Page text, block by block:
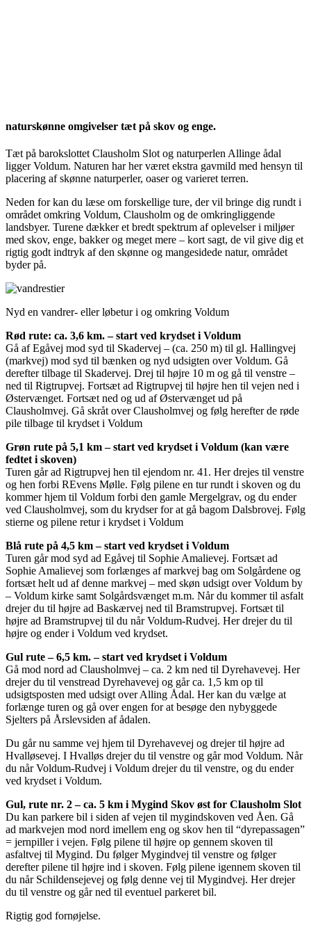
naturskønne omgivelser tæt på skov og enge.
Tæt på barokslottet Clausholm Slot og naturperlen Allinge ådal
ligger Voldum. Naturen har her været ekstra gavmild med hensyn til
placering af skønne naturperler, oaser og varieret terren.
Neden for kan du læse om forskellige ture, der vil bringe dig rundt i
området omkring Voldum, Clausholm og de omkringliggende
landsbyer. Turene dækker et bredt spektrum af oplevelser i miljøer
med skov, enge, bakker og meget mere – kort sagt, de vil give dig et
rigtig godt indtryk af den skønne og mangesidede natur, området
byder på.
Nyd en vandrer- eller løbetur i og omkring Voldum
Rød rute: ca. 3,6 km. – start ved krydset i Voldum
Gå af Egåvej mod syd til Skadervej – (ca. 250 m) til gl. Hallingvej
(markvej) mod syd til bænken og nyd udsigten over Voldum. Gå
derefter tilbage til Skadervej. Drej til højre 10 m og gå til venstre –
ned til Rigtrupvej. Fortsæt ad Rigtrupvej til højre hen til vejen ned i
Østervænget. Fortsæt ned og ud af Østervænget ud på
Clausholmvej. Gå skråt over Clausholmvej og følg herefter de røde
pile tilbage til krydset i Voldum
Grøn rute på 5,1 km – start ved krydset i Voldum (kan være
fedtet i skoven)
Turen går ad Rigtrupvej hen til ejendom nr. 41. Her drejes til venstre
og hen forbi REvens Mølle. Følg pilene en tur rundt i skoven og du
kommer hjem til Voldum forbi den gamle Mergelgrav, og du ender
ved Clausholmvej, som du krydser for at gå bagom Dalsbrovej. Følg
stierne og pilene retur i krydset i Voldum
Blå rute på 4,5 km – start ved krydset i Voldum
Turen går mod syd ad Egåvej til Sophie Amalievej. Fortsæt ad
Sophie Amalievej som forlænges af markvej bag om Solgårdene og
fortsæt helt ud af denne markvej – med skøn udsigt over Voldum by
– Voldum kirke samt Solgårdsvænget m.m. Når du kommer til asfalt
drejer du til højre ad Baskærvej ned til Bramstrupvej. Fortsæt til
højre ad Bramstrupvej til du når Voldum-Rudvej. Her drejer du til
højre og ender i Voldum ved krydset.
Gul rute – 6,5 km. – start ved krydset i Voldum
Gå mod nord ad Clausholmvej – ca. 2 km ned til Dyrehavevej. Her
drejer du til venstread Dyrehavevej og går ca. 1,5 km op til
udsigtsposten med udsigt over Alling Ådal. Her kan du vælge at
forlænge turen og gå over engen for at besøge den nybyggede
Sjelters på Årslevsiden af ådalen.
Du går nu samme vej hjem til Dyrehavevej og drejer til højre ad
Hvalløsevej. I Hvalløs drejer du til venstre og går mod Voldum. Når
du når Voldum-Rudvej i Voldum drejer du til venstre, og du ender
ved krydset i Voldum.
Gul, rute nr. 2 – ca. 5 km i Mygind Skov øst for Clausholm Slot
Du kan parkere bil i siden af vejen til mygindskoven ved Åen. Gå
ad markvejen mod nord imellem eng og skov hen til “dyrepassagen”
= jernpiller i vejen. Følg pilene til højre op gennem skoven til
asfaltvej til Mygind. Du følger Mygindvej til venstre og følger
derefter pilene til højre ind i skoven. Følg pilene igennem skoven til
du når Schildensejevej og følg denne vej til Mygindvej. Her drejer
du til venstre og går ned til eventuel parkeret bil.
Rigtig god fornøjelse.